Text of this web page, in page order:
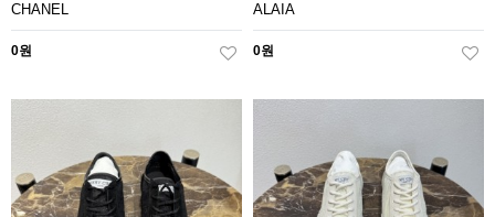
CHANEL
0원
ALAIA
0원